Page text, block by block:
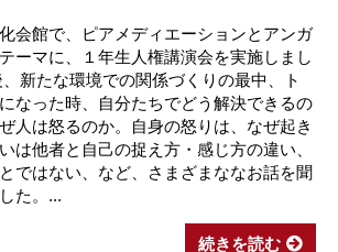
会館で、ピアメディエーションとアンガ
ーマに、１年生人権講演会を実施しまし
新たな環境での関係づくりの最中、ト
なった時、自分たちでどう解決できるの
人は怒るのか。自身の怒りは、なぜ起き
は他者と自己の捉え方・感じ方の違い、
ではない、など、さまざまななお話を聞
た。...
続きを読む